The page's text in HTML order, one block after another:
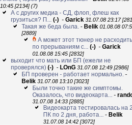
10:45 [2134] (7)
А с других медиа - СД, флоп, флеш как
грузиться? П... (-) - Garick 31.07.08 23:17
Такая же беда была. - Belik 01.08.08
[2889]
А может этот тюнер не
по прерываниям с... (-) - Garick
01.08.08 15:45 [2832]
выходит что мать или БП (ежели не
проверялся) (-) - LOnG 31.07.08 12:49 [2986]
БП проверен - работает нормально. -
Belik 31.07.08 13:10 [3023]
Были точно такие же симптомы.
Оказалось, что видеокарта... -
31.07.08 14:33 [2885]
Видеокарта тестировалась на
ПК по 2 дня, работа... - Belik
31.07.08 14:42 [3072]